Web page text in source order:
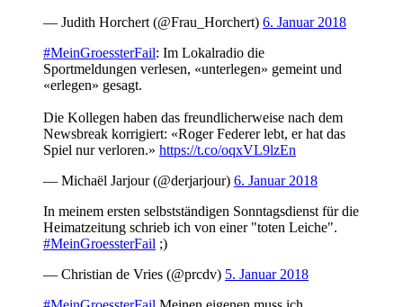
— Judith Horchert (@Frau_Horchert) 6. Januar 2018
#MeinGroessterFail: Im Lokalradio die
Sportmeldungen verlesen, «unterlegen» gemeint und
«erlegen» gesagt.
Die Kollegen haben das freundlicherweise nach dem
Newsbreak korrigiert: «Roger Federer lebt, er hat das
Spiel nur verloren.» https://t.co/oqxVL9lzEn
— Michaël Jarjour (@derjarjour) 6. Januar 2018
In meinem ersten selbstständigen Sonntagsdienst für die
Heimatzeitung schrieb ich von einer "toten Leiche".
#MeinGroessterFail ;)
— Christian de Vries (@prcdv) 5. Januar 2018